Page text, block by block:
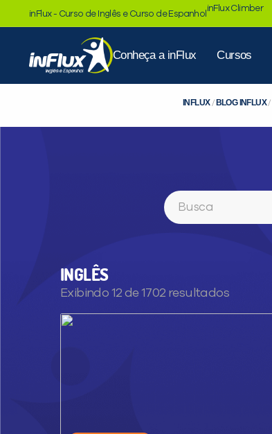
inFlux - Curso de Inglês e Curso de Espanhol
inFlux Climber
Conheça a inFlux Cursos
INFLUX/BLOG INFLUX/
Buscar
INGLÊS
Exibindo 12 de 1702 resultados